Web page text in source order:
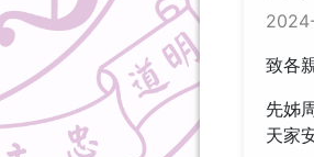
致各
先姊
天家